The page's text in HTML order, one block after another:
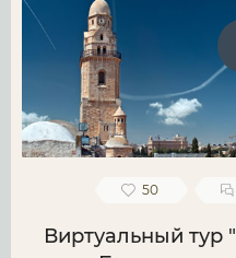
50
Виртуальный тур